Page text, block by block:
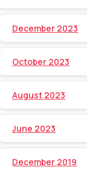
December 2023
October 2023
August 2023
June 2023
December 2019